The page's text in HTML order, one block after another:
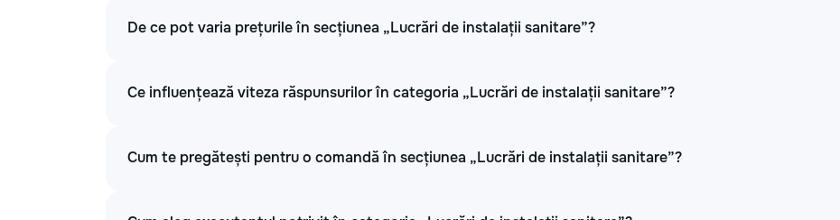
De ce pot varia prețurile în secțiunea „Lucrări de instalații sanitare”?
Ce influențează viteza răspunsurilor în categoria „Lucrări de instalații sanitare”?
Cum te pregătești pentru o comandă în secțiunea „Lucrări de instalații sanitare”?